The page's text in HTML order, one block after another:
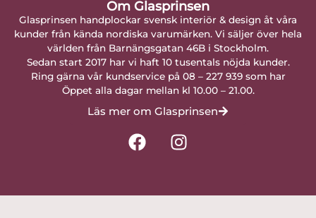
Om Glasprinsen
Glasprinsen handplockar svensk interiör & design åt våra
kunder från kända nordiska varumärken. Vi säljer över hela
världen från Barnängsgatan 46B i Stockholm.
Sedan start 2017 har vi haft 10 tusentals nöjda kunder.
Ring gärna vår kundservice på 08 – 227 939 som har
Öppet alla dagar mellan kl 10.00 – 21.00.
Läs mer om Glasprinsen
F
a
I
n